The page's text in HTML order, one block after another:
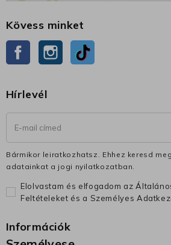
Kövess minket
FacebookInstagram
Hírlevél
Bármikor leiratkozhatsz. Ehhez keresd
adatainkat a jogi nyilatkozatban.
Elolvastam és elfogadom az
Feltételeket és a Személyes
Információk